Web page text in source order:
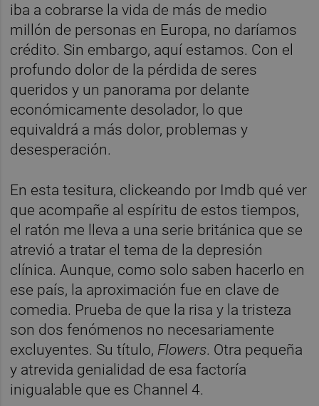
iba a cobrarse la vida de más de medio
millón de personas en Europa, no daríamos
crédito. Sin embargo, aquí estamos. Con el
profundo dolor de la pérdida de seres
queridos y un panorama por delante
económicamente desolador, lo que
equivaldrá a más dolor, problemas y
desesperación.
En esta tesitura, clickeando por Imdb qué ver
que acompañe al espíritu de estos tiempos,
el ratón me lleva a una serie británica que se
atrevió a tratar el tema de la depresión
clínica. Aunque, como solo saben hacerlo en
ese país, la aproximación fue en clave de
comedia. Prueba de que la risa y la tristeza
son dos fenómenos no necesariamente
excluyentes. Su título, Flowers. Otra pequeña
y atrevida genialidad de esa factoría
inigualable que es Channel 4.